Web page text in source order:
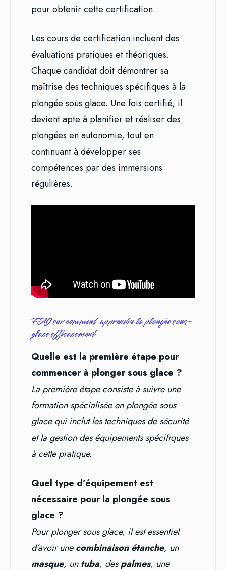
pour obtenir cette certification.
Les cours de certification incluent des
évaluations pratiques et théoriques.
Chaque candidat doit démontrer sa
maîtrise des techniques spécifiques à la
plongée sous glace. Une fois certifié, il
devient apte à planifier et réaliser des
plongées en autonomie, tout en
continuant à développer ses
compétences par des immersions
régulières.
FAQ sur comment apprendre la plongée sous-
glace efficacement
Quelle est la première étape pour
commencer à plonger sous glace ?
La première étape consiste à suivre une
formation spécialisée en plongée sous
glace qui inclut les techniques de sécurité
et la gestion des équipements spécifiques
à cette pratique.
Quel type d’équipement est
nécessaire pour la plongée sous
glace ?
Pour plonger sous glace, il est essentiel
d’avoir unecombinaison étanche, un
masque, untuba, despalmes, une